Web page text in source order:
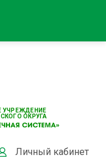
УЧРЕЖДЕНИЕ
ОКРУГА
Личный кабинет